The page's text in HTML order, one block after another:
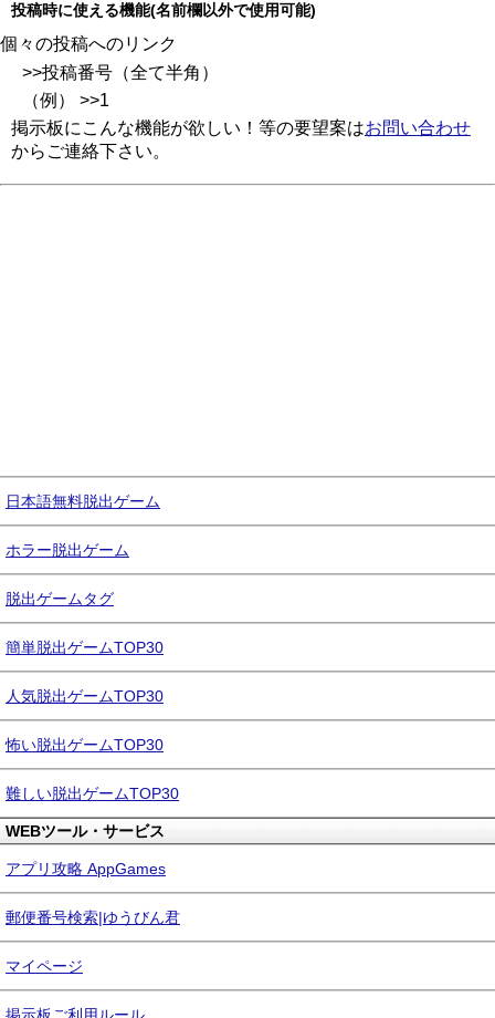
投稿時に使える機能(名前欄以外で使用可能)
個々の投稿へのリンク
>>投稿番号（全て半角）
（例） >>1
掲示板にこんな機能が欲しい！等の要望案はお問い合わせ
からご連絡下さい。
日本語無料脱出ゲーム
ホラー脱出ゲーム
脱出ゲームタグ
簡単脱出ゲームTOP30
人気脱出ゲームTOP30
怖い脱出ゲームTOP30
難しい脱出ゲームTOP30
WEBツール・サービス
アプリ攻略 AppGames
郵便番号検索|ゆうびん君
マイページ